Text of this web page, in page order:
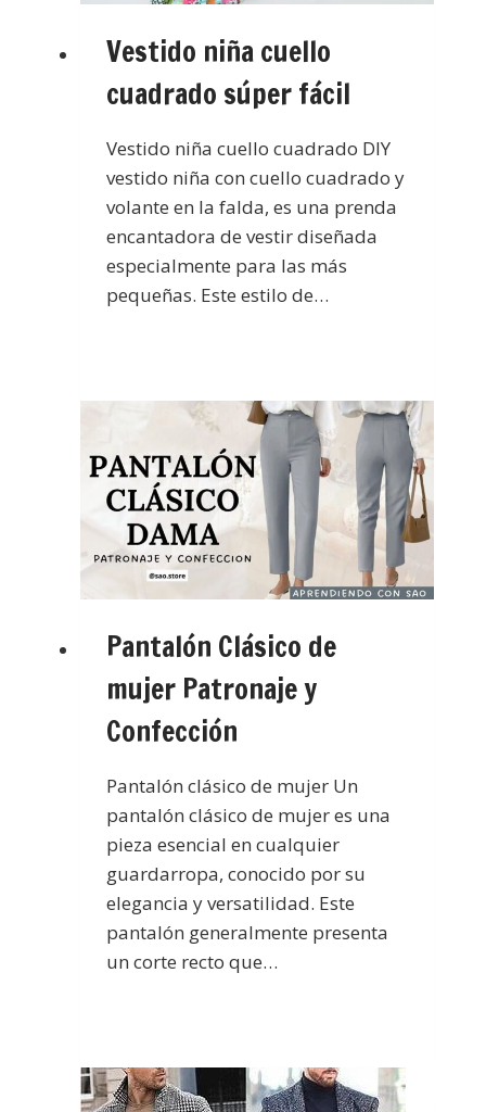
Vestido niña cuello
cuadrado súper fácil
Vestido niña cuello cuadrado DIY
vestido niña con cuello cuadrado y
volante en la falda, es una prenda
encantadora de vestir diseñada
especialmente para las más
pequeñas. Este estilo de…
Pantalón Clásico de
mujer Patronaje y
Confección
Pantalón clásico de mujer Un
pantalón clásico de mujer es una
pieza esencial en cualquier
guardarropa, conocido por su
elegancia y versatilidad. Este
pantalón generalmente presenta
un corte recto que…